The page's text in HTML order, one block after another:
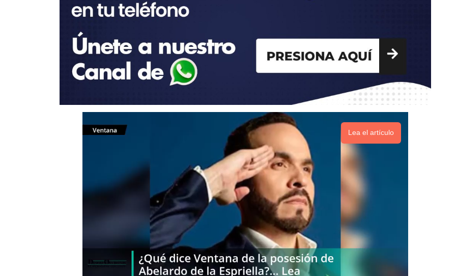
Lea el artículo